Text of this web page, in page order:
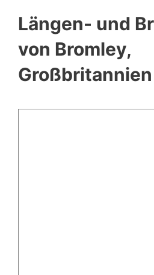
Längen- und
von Bromley,
Großbritannien